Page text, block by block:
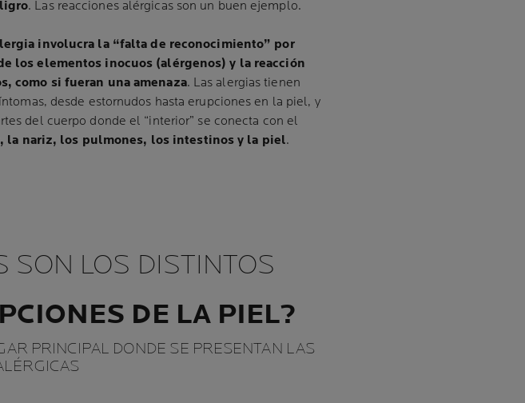
. Las reacciones alérgicas son un buen ejemplo.
involucra la “falta de reconocimiento” por
los elementos inocuos (alérgenos) y la reacción
como si fueran una amenaza. Las alergias tienen
desde estornudos hasta erupciones en la piel, y
del cuerpo donde el “interior” se conecta con el
la nariz, los pulmones, los intestinos y la piel.
SON LOS DISTINTOS
DE LA PIEL?
PRINCIPAL DONDE SE PRESENTAN LAS